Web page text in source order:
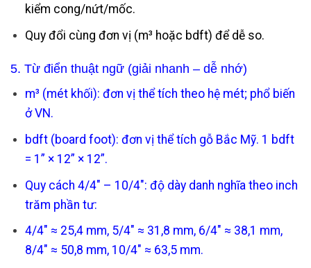
kiểm cong/nứt/mốc.
Quy đổi cùng đơn vị (m³ hoặc bdft) để dễ so.
5. Từ điển thuật ngữ (giải nhanh – dễ nhớ)
m³ (mét khối): đơn vị thể tích theo hệ mét; phổ biến
ở VN.
bdft (board foot): đơn vị thể tích gỗ Bắc Mỹ. 1 bdft
= 1” × 12” × 12”.
Quy cách 4/4″ – 10/4″: độ dày danh nghĩa theo inch
trăm phần tư:
4/4″ ≈ 25,4 mm, 5/4″ ≈ 31,8 mm, 6/4″ ≈ 38,1 mm,
8/4″ ≈ 50,8 mm, 10/4″ ≈ 63,5 mm.